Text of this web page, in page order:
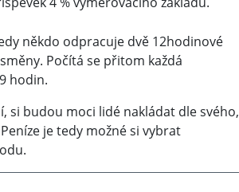
někdo odpracuje dvě 12hodinové
Počítá se přitom každá
hodin.
si budou moci lidé nakládat dle svého,
je tedy možné si vybrat